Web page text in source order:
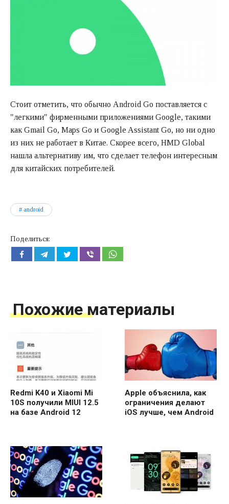
Стоит отметить, что обычно Android Go поставляется с
"легкими" фирменными приложениями Google, такими
как Gmail Go, Maps Go и Google Assistant Go, но ни одно
из них не работает в Китае. Скорее всего, HMD Global
нашла альтернативу им, что сделает телефон интересным
для китайских потребителей.
android
Поделиться:
Похожие материалы
Redmi K40 и Xiaomi Mi
10S получили MIUI 12.5
на базе Android 12
Apple объяснила, как
ограничения делают
iOS лучше, чем Android